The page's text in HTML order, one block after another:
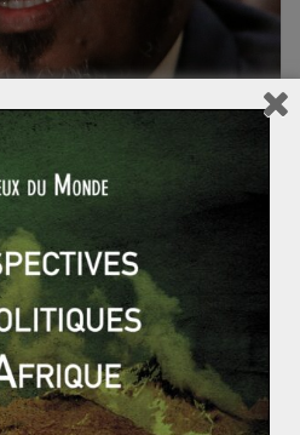
DE L'EST
2022 0 Comments
son nouveau
et de délais, la Somalie a élu
Hassan Sheikh Mohamoud,